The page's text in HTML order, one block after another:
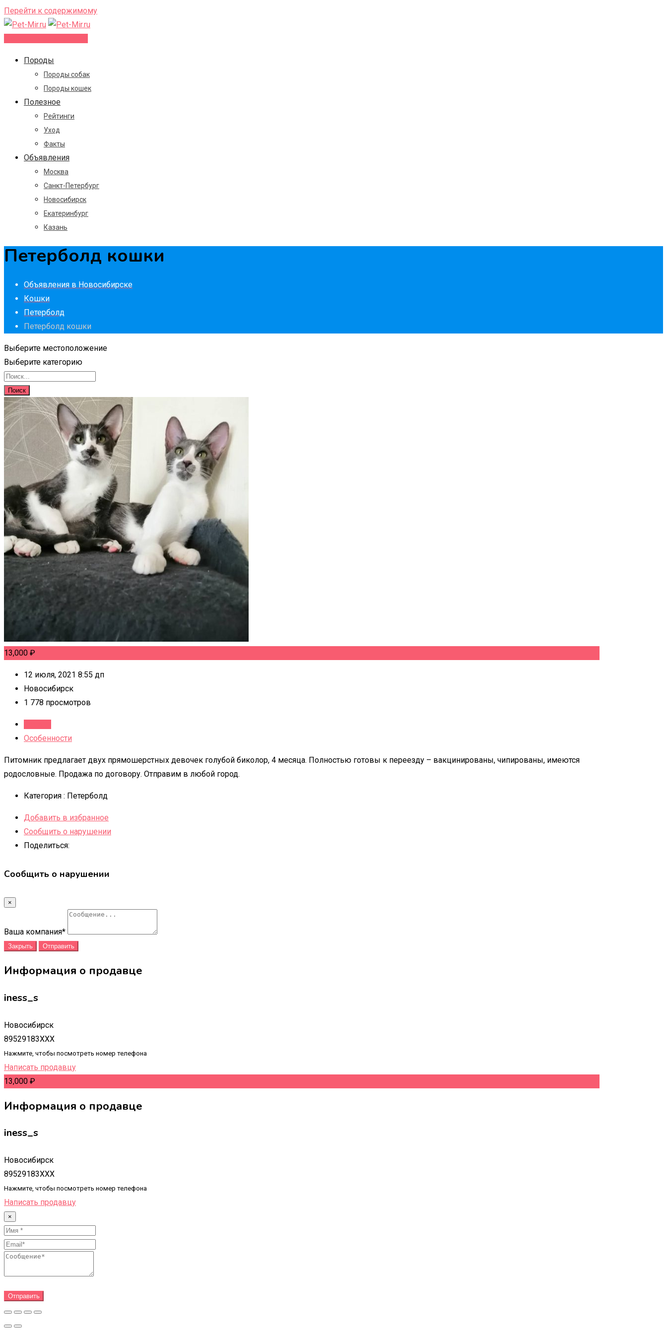
Перейти к содержимому
Породы
Породы собак
Породы кошек
Полезное
Рейтинги
Уход
Факты
Объявления
Москва
Санкт-Петербург
Новосибирск
Екатеринбург
Казань
Петерболд кошки
Объявления в Новосибирске
Кошки
Петерболд
Петерболд кошки
Выберите местоположение
Выберите категорию
Поиск
13,000 ₽
12 июля, 2021 8:55 дп
Новосибирск
1 778 просмотров
Особенности
Питомник предлагает двух прямошерстных девочек голубой биколор, 4 месяца. Полностью готовы к переезду – вакцинированы, чипированы, имеются
родословные. Продажа по договору. Отправим в любой город.
Категория : Петерболд
Добавить в избранное
Сообщить о нарушении
Поделиться:
Сообщить о нарушении
×
Ваша компания*
Закрыть Отправить
Информация о продавце
iness_s
Новосибирск
89529183XXX
Нажмите, чтобы посмотреть номер телефона
Написать продавцу
13,000 ₽
Информация о продавце
iness_s
Новосибирск
89529183XXX
Нажмите, чтобы посмотреть номер телефона
Написать продавцу
×
Отправить